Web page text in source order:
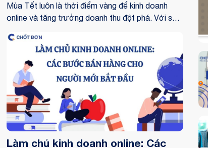
đột phá
Mùa Tết luôn là thời điểm vàng để kinh doanh
online và tăng trưởng doanh thu đột phá. Với sự
trực tuyến ngày càng gia tăng, việc tận dụng 7 ý
tưởng bán hàng online ngày Tết sẽ mang lại lợi
nhuận khủng cho doanh nghiệp của bạn. Từ việc
tạo ra các gói quà Tết độc đáo, tận dụng mạng
xã hội và quảng cáo trực tuyến, đến việc tạo nội
dung tiếp thị hấp dẫn và xây dựng chương trình
khuyến mãi đặc biệt, bài viết này sẽ giúp bạn
khám phá những cách tăng trưởng doanh thu đột
phá trong mùa Tết.
Làm chủ kinh doanh online: Các